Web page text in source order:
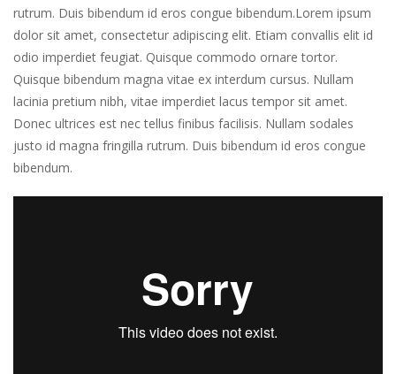
rutrum. Duis bibendum id eros congue bibendum.Lorem ipsum
dolor sit amet, consectetur adipiscing elit. Etiam convallis elit id
odio imperdiet feugiat. Quisque commodo ornare tortor.
Quisque bibendum magna vitae ex interdum cursus. Nullam
lacinia pretium nibh, vitae imperdiet lacus tempor sit amet.
Donec ultrices est nec tellus finibus facilisis. Nullam sodales
justo id magna fringilla rutrum. Duis bibendum id eros congue
bibendum.